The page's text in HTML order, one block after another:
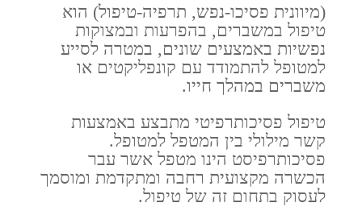
(מיוונית פסיכו-נפש, תרפיה-טיפול) הוא
טיפול במשברים, בהפרעות ובמצוקות
נפשיות באמצעים שונים, במטרה לסייע
למטופל להתמודד עם קונפליקטים או
משברים במהלך חייו.
טיפול פסיכותרפיטי מתבצע באמצעות
קשר מילולי בין המטפל למטופל.
פסיכותרפיסט הינו מטפל אשר עבר
הכשרה מקצועית רחבה ומתקדמת ומוסמך
לעסוק בתחום זה של טיפול.